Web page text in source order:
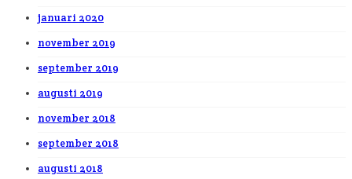
januari 2020
november 2019
september 2019
augusti 2019
november 2018
september 2018
augusti 2018